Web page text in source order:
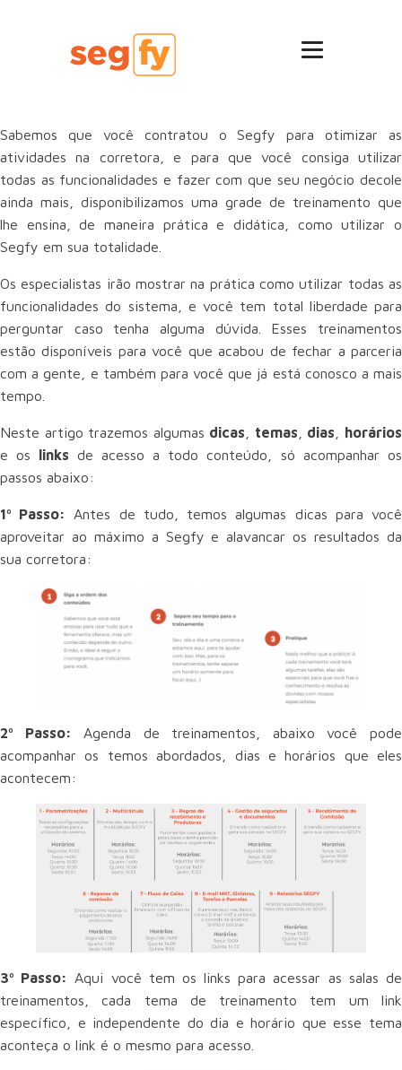
Sabemos que você contratou o Segfy para otimizar as
atividades na corretora, e para que você consiga utilizar
todas as funcionalidades e fazer com que seu negócio decole
ainda mais, disponibilizamos uma grade de treinamento que
lhe ensina, de maneira prática e didática, como utilizar o
Segfy em sua totalidade.
Os especialistas irão mostrar na prática como utilizar todas as
funcionalidades do sistema, e você tem total liberdade para
perguntar caso tenha alguma dúvida. Esses treinamentos
estão disponíveis para você que acabou de fechar a parceria
com a gente, e também para você que já está conosco a mais
tempo.
Neste artigo trazemos algumas dicas temas dias
horários
e os links de acesso a todo conteúdo, só acompanhar os
passos abaixo:
1º Passo:
Antes de tudo, temos algumas dicas para você
aproveitar ao máximo a Segfy e alavancar os resultados da
sua corretora:
2º Passo: Agenda de treinamentos, abaixo você pode
acompanhar os temos abordados, dias e horários que eles
acontecem:
3º Passo:
Aqui você tem os links para acessar as salas de
treinamentos, cada tema de treinamento tem um link
específico, e independente do dia e horário que esse tema
aconteça o link é o mesmo para acesso.